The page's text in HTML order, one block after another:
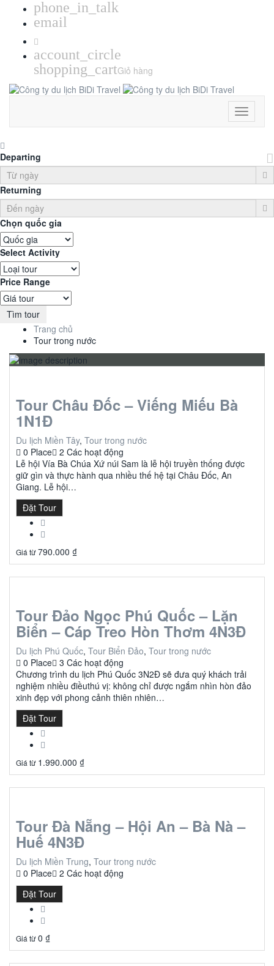
phone_in_talk
email
account_circle
shopping_cartGiỏ hàng
Toggle
Departing
Returning
Chọn quốc gia
Select Activity
Price Range
Tìm tour
Trang chủ
Tour trong nước
Tour Châu Đốc – Viếng Miếu Bà
1N1Đ
Du lịch Miền Tây, Tour trong nước
0 Place 2 Các hoạt động
Lễ hội Vía Bà Chúa Xứ núi Sam là lễ hội truyền thống được
giữ gìn và thực hành qua nhiều thế hệ tại Châu Đốc, An
Giang. Lễ hội…
Đặt Tour
Giá từ 790.000 ₫
Tour Đảo Ngọc Phú Quốc – Lặn
Biển – Cáp Treo Hòn Thơm 4N3Đ
Du lịch Phú Quốc, Tour Biển Đảo, Tour trong nước
0 Place 3 Các hoạt động
Chương trình du lịch Phú Quốc 3N2Đ sẽ đưa quý khách trải
nghiệm nhiều điềuthú vị: không chỉ được ngắm nhìn hòn đảo
xinh đẹp với phong cảnh thiên nhiên…
Đặt Tour
Giá từ 1.990.000 ₫
Tour Đà Nẵng – Hội An – Bà Nà –
Huế 4N3Đ
Du lịch Miền Trung, Tour trong nước
0 Place 2 Các hoạt động
Đặt Tour
Giá từ 0 ₫